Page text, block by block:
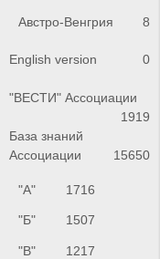
Австро-Венгрия 8
English version 0
"ВЕСТИ" Ассоциации
1919
База знаний
Ассоциации
15650
"А" 1716
"Б" 1507
"В" 1217